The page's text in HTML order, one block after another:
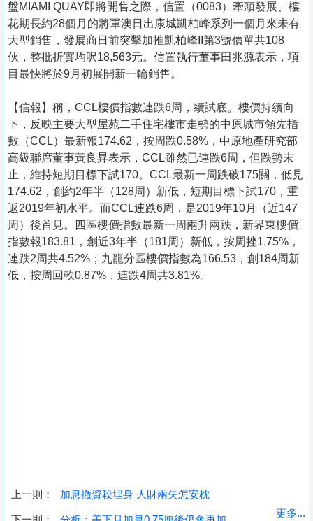
收
盤MIAMI QUAY即將開售之際，信置（0083）牽頭發展、樓
花期長約28個月的將軍澳日出康城凱柏峰系列一個月來未有
大型銷售，發展商日前突擊加推凱柏峰II第3號價單共108
伙，整批折實均呎18,563元。信置執行董事田兆源表示，項
目最快將於9月初展開新一輪銷售。
【信報】稱，CCL樓價指數連跌6周，續試底。樓價持續向
下，反映主要大型屋苑二手住宅樓市走勢的中原城市領先指
數（CCL）最新報174.62，按周跌0.58%，中原地產研究部
高級聯席董事黃良昇表示，CCL雖然已連跌6周，但跌勢未
止，維持短期目標下試170。CCL最新一周跌破175關，低見
174.62，創約2年半（128周）新低，短期目標下試170，重
返2019年初水平。而CCL連跌6周，是2019年10月（近147
周）後首見。四區樓價指數最新一周兩升兩跌，新界東樓價
指數報183.81，創近3年半（181周）新低，按周挫1.75%，
連跌2周共4.52%；九龍分區樓價指數為166.53，創184周新
低，按周回軟0.87%，連跌4周共3.81%。
上一則： 加息撤資殺埋身 人財兩失怎安枕
更多...